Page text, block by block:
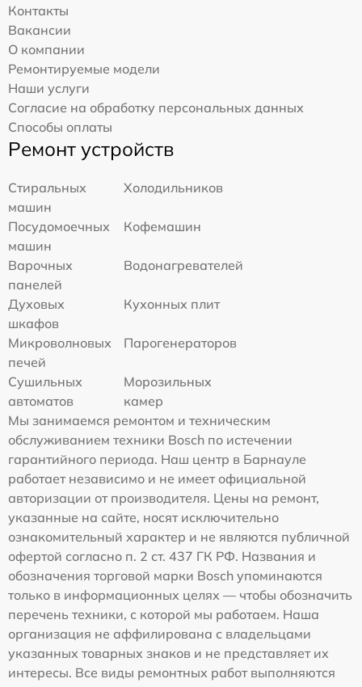
Контакты
Вакансии
О компании
Ремонтируемые модели
Наши услуги
Согласие на обработку персональных данных
Способы оплаты
Ремонт устройств
Стиральных
машин
Холодильников
Посудомоечных
машин
Кофемашин
Варочных
панелей
Водонагревателей
Духовых
шкафов
Кухонных плит
Микроволновых
печей
Парогенераторов
Сушильных
автоматов
Морозильных
камер
Мы занимаемся ремонтом и техническим
обслуживанием техники Bosch по истечении
гарантийного периода. Наш центр в Барнауле
работает независимо и не имеет официальной
авторизации от производителя. Цены на ремонт,
указанные на сайте, носят исключительно
ознакомительный характер и не являются публичной
офертой согласно п. 2 ст. 437 ГК РФ. Названия и
обозначения торговой марки Bosch упоминаются
только в информационных целях — чтобы обозначить
перечень техники, с которой мы работаем. Наша
организация не аффилирована с владельцами
указанных товарных знаков и не представляет их
интересы. Все виды ремонтных работ выполняются